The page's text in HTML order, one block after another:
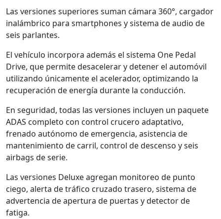
Las versiones superiores suman cámara 360°, cargador
inalámbrico para smartphones y sistema de audio de
seis parlantes.
El vehículo incorpora además el sistema One Pedal
Drive, que permite desacelerar y detener el automóvil
utilizando únicamente el acelerador, optimizando la
recuperación de energía durante la conducción.
En seguridad, todas las versiones incluyen un paquete
ADAS completo con control crucero adaptativo,
frenado autónomo de emergencia, asistencia de
mantenimiento de carril, control de descenso y seis
airbags de serie.
Las versiones Deluxe agregan monitoreo de punto
ciego, alerta de tráfico cruzado trasero, sistema de
advertencia de apertura de puertas y detector de
fatiga.